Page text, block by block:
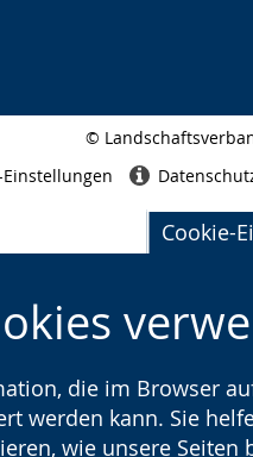
Cookie-
die im Browser
werden kann. Sie
wie unsere
©
Einstellungen